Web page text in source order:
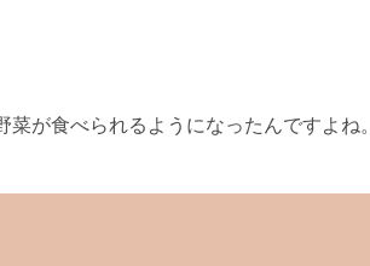
が食べられるようになったんですよね。